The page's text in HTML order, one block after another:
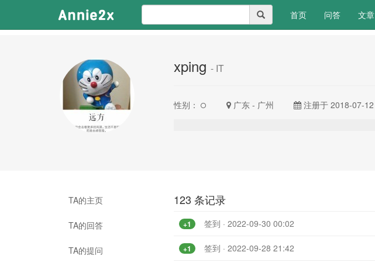
首页(current)
问答 文章
xping - IT
性别： 广东 - 广州 注册于 2018-07-12
TA的主页
TA的回答
TA的提问
123 条记录
+1 签到 · 2022-09-30 00:02
+1 签到 · 2022-09-28 21:42